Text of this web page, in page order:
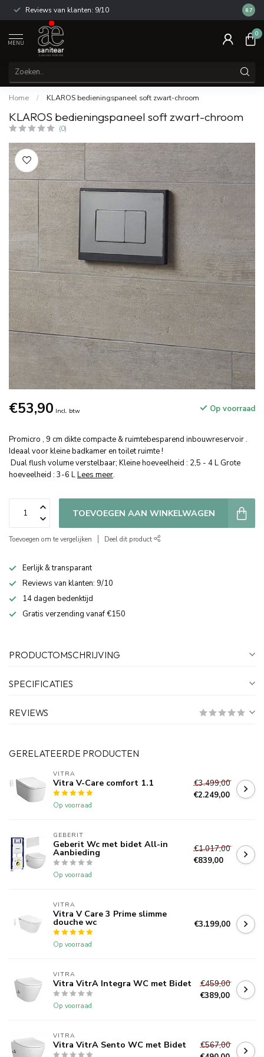
Reviews van klanten: 9/10 14
8.7
MENU
0
Home / KLAROS bedieningspaneel soft zwart-chroom
KLAROS bedieningspaneel soft zwart-chroom
(0)
€53,90 Incl. btw Op voorraad
Promicro , 9 cm dikte compacte & ruimtebesparend inbouwreservoir .
Ideaal voor kleine badkamer en toilet ruimte !
Dual flush volume verstelbaar; Kleine hoeveelheid : 2,5 - 4 L Grote
hoeveelheid : 3-6 LLees meer.
TOEVOEGEN AAN WINKELWAGEN
Toevoegen om te vergelijken Deel dit product
Eerlijk & transparant
Reviews van klanten: 9/10
14 dagen bedenktijd
Gratis verzending vanaf €150
PRODUCTOMSCHRIJVING
SPECIFICATIES
REVIEWS
GERELATEERDE PRODUCTEN
VITRA
Vitra V-Care comfort 1.1
Op voorraad
€3.499,00
€2.249,00
GEBERIT
Geberit Wc met bidet All-in
Aanbieding
Op voorraad
€1.017,00
€839,00
VITRA
Vitra V Care 3 Prime slimme
douche wc
Op voorraad
€3.199,00
VITRA
Vitra VitrA Integra WC met Bidet
Op voorraad
€459,00
€389,00
VITRA
Vitra VitrA Sento WC met Bidet
€567,00